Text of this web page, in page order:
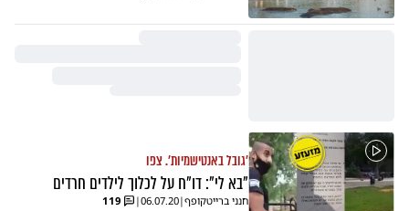
'גובל באנטישמיות'. צפו
"בא לי": דו"ח על לכלוך לילדים חרדים
חנני ברייטקופף|
06.07.20
|
119